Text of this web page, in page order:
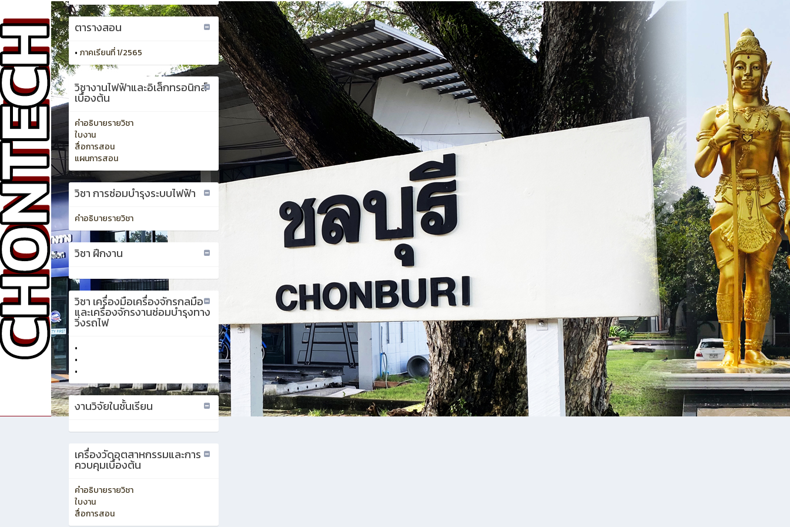
ตารางสอน
• ภาคเรียนที่ 1/2565
วิชางานไฟฟ้าและอิเล็กทรอนิกส์
เบื้องต้น
คำอธิบายรายวิชา
ใบงาน
สื่อการสอน
แผนการสอน
วิชา การซ่อมบำรุงระบบไฟฟ้า
คำอธิบายรายวิชา
วิชา ฝึกงาน
วิชา เครื่องมือเครื่องจักรกลมือ
และเครื่องจักรงานซ่อมบำรุงทาง
วิ่งรถไฟ
•
•
•
งานวิจัยในชั้นเรียน
เครื่องวัดอุตสาหกรรมและการ
ควบคุมเบื้องต้น
คำอธิบายรายวิชา
ใบงาน
สื่อการสอน